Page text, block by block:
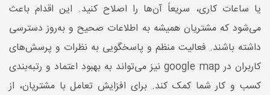
یا ساعات کاری، سریعاً آن‌ها را اصلاح کنید. این اقدام باعث
می‌شود که مشتریان همیشه به اطلاعات صحیح و به‌روز دسترسی
داشته باشند. فعالیت منظم و پاسخگویی به نظرات و پرسش‌های
کاربران در google map نیز می‌تواند به بهبود اعتماد و رتبه‌بندی
کسب و کار شما کمک کند. برای افزایش تعامل با مشتریان، از